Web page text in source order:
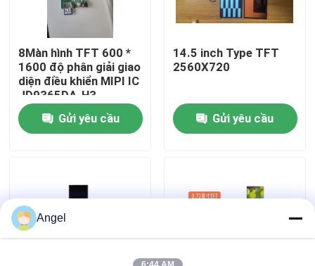
Về chúng tôi
Tham quan nhà máy
Kiểm soát chất lượng
Yêu cầu báo giá
8Màn hình TFT 600 *
1600 độ phân giải giao
diện điều khiển MIPI IC
JD9365DA-H3
Gửi yêu cầu
14.5 inch Type TFT
2560X720
Gửi yêu cầu
Angel